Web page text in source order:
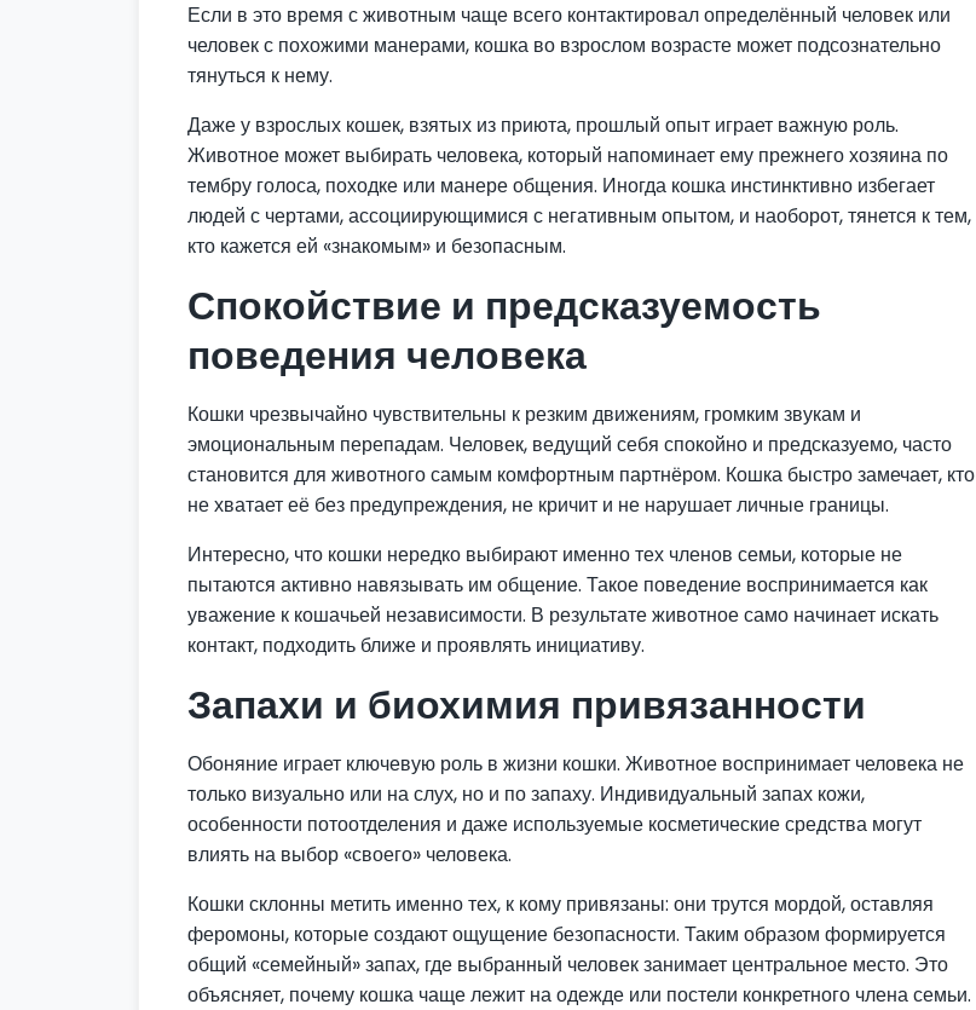
Если в это время с животным чаще всего контактировал определённый человек или
человек с похожими манерами, кошка во взрослом возрасте может подсознательно
тянуться к нему.
Даже у взрослых кошек, взятых из приюта, прошлый опыт играет важную роль.
Животное может выбирать человека, который напоминает ему прежнего хозяина по
тембру голоса, походке или манере общения. Иногда кошка инстинктивно избегает
людей с чертами, ассоциирующимися с негативным опытом, и наоборот, тянется к тем,
кто кажется ей «знакомым» и безопасным.
Спокойствие и предсказуемость
поведения человека
Кошки чрезвычайно чувствительны к резким движениям, громким звукам и
эмоциональным перепадам. Человек, ведущий себя спокойно и предсказуемо, часто
становится для животного самым комфортным партнёром. Кошка быстро замечает, кто
не хватает её без предупреждения, не кричит и не нарушает личные границы.
Интересно, что кошки нередко выбирают именно тех членов семьи, которые не
пытаются активно навязывать им общение. Такое поведение воспринимается как
уважение к кошачьей независимости. В результате животное само начинает искать
контакт, подходить ближе и проявлять инициативу.
Запахи и биохимия привязанности
Обоняние играет ключевую роль в жизни кошки. Животное воспринимает человека не
только визуально или на слух, но и по запаху. Индивидуальный запах кожи,
особенности потоотделения и даже используемые косметические средства могут
влиять на выбор «своего» человека.
Кошки склонны метить именно тех, к кому привязаны: они трутся мордой, оставляя
феромоны, которые создают ощущение безопасности. Таким образом формируется
общий «семейный» запах, где выбранный человек занимает центральное место. Это
объясняет, почему кошка чаще лежит на одежде или постели конкретного члена семьи.